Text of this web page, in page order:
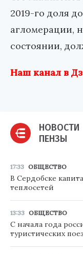
2019-го доля
агломерации,
состоянии,
Наш канал в
НОВОСТИ
ПЕНЗЫ
17:33 ОБЩЕСТВО
В Сердобске
теплосетей
13:33 ОБЩЕСТВО
С начала года
туристических